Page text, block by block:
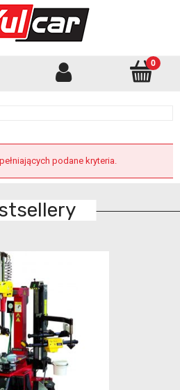
podane kryteria.